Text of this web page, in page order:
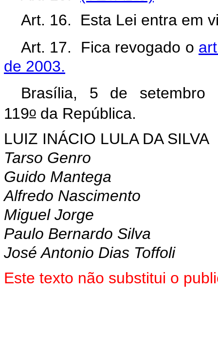
Art. 16. Esta Lei entra em
Art. 17. Fica revogado o
de 2003.
Brasília, 5 de setembro
119o da República.
LUIZ INÁCIO LULA DA SILVA
Tarso Genro
Guido Mantega
Alfredo Nascimento
Miguel Jorge
Paulo Bernardo Silva
José Antonio Dias Toffoli
Este texto não substitui o